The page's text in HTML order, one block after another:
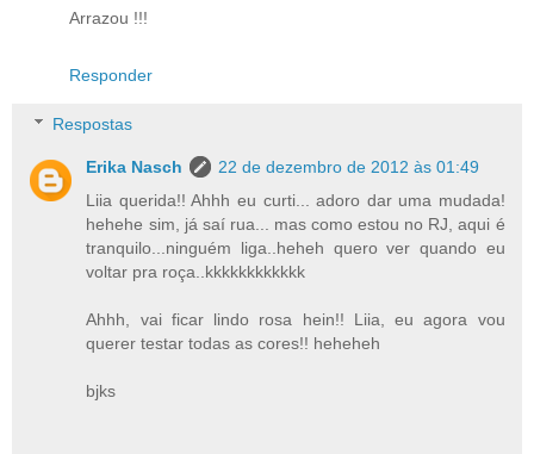
Arrazou !!!
Responder
Respostas
Erika Nasch
22 de dezembro de 2012 às 01:49
Liia querida!! Ahhh eu curti... adoro dar uma mudada!
hehehe sim, já saí rua... mas como estou no RJ, aqui é
tranquilo...ninguém liga..heheh quero ver quando eu
voltar pra roça..kkkkkkkkkkkk
Ahhh, vai ficar lindo rosa hein!! Liia, eu agora vou
querer testar todas as cores!! heheheh
bjks